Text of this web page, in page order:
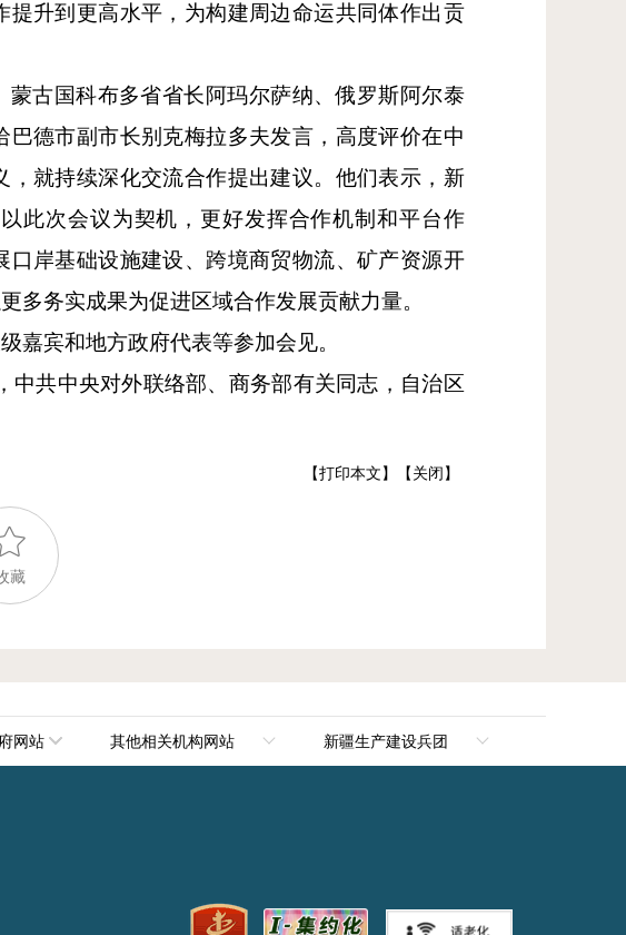
升到更高水平，为构建周边命运共同体作出贡
古国科布多省省长阿玛尔萨纳、俄罗斯阿尔泰
德市副市长别克梅拉多夫发言，高度评价在中
就持续深化交流合作提出建议。他们表示，新
此次会议为契机，更好发挥合作机制和平台作
岸基础设施建设、跨境商贸物流、矿产资源开
多务实成果为促进区域合作发展贡献力量。
嘉宾和地方政府代表等参加会见。
中共中央对外联络部、商务部有关同志，自治区
【打印本文】 【关闭】
藏
网站 其他相关机构网站 新疆生产建设兵团